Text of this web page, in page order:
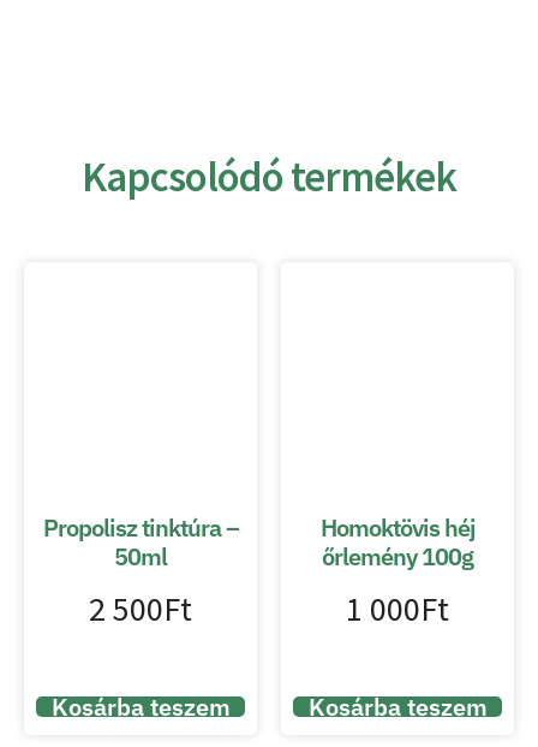
Kapcsolódó termékek
Propolisz tinktúra –
50ml
2 500Ft
Kosárba teszem
Homoktövis héj
őrlemény 100g
1 000Ft
Kosárba teszem